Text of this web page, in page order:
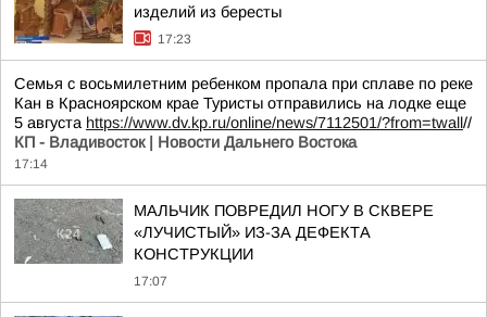
изделий из бересты
17:23
Семья с восьмилетним ребенком пропала при сплаве по реке
Кан в Красноярском крае Туристы отправились на лодке еще
5 августа https://www.dv.kp.ru/online/news/7112501/?from=twall//
КП - Владивосток | Новости Дальнего Востока
17:14
МАЛЬЧИК ПОВРЕДИЛ НОГУ В СКВЕРЕ
«ЛУЧИСТЫЙ» ИЗ-ЗА ДЕФЕКТА
КОНСТРУКЦИИ
17:07